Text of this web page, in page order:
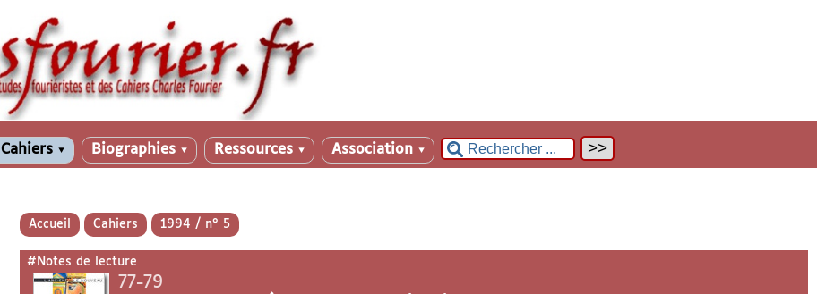
Cahiers ▼ Biographies ▼ Ressources ▼ Association ▼
Accueil Cahiers 1994 / n° 5
#Notes de lecture
77-79